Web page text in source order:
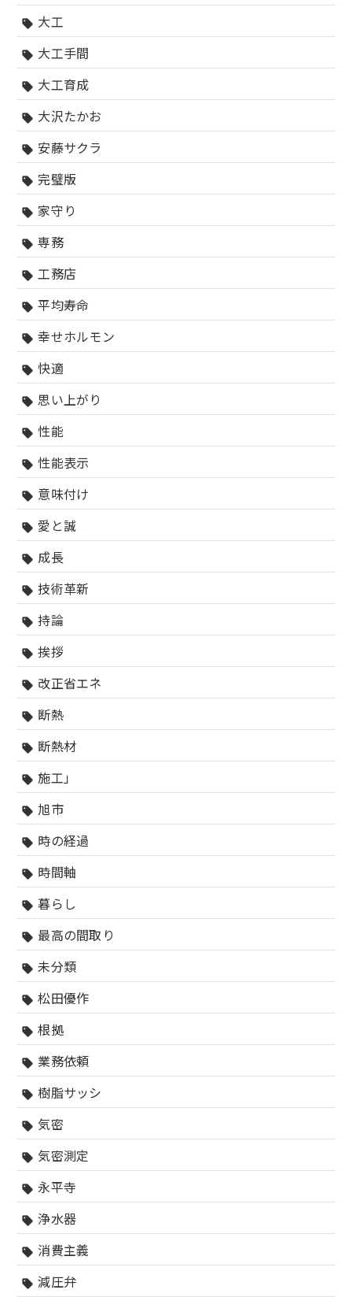
sell 大工
sell 大工手間
sell 大工育成
sell 大沢たかお
sell 安藤サクラ
sell 完璧版
sell 家守り
sell 専務
sell 工務店
sell 平均寿命
sell 幸せホルモン
sell 快適
sell 思い上がり
sell 性能
sell 性能表示
sell 意味付け
sell 愛と誠
sell 成長
sell 技術革新
sell 持論
sell 挨拶
sell 改正省エネ
sell 断熱
sell 断熱材
sell 施工」
sell 旭市
sell 時の経過
sell 時間軸
sell 暮らし
sell 最高の間取り
sell 未分類
sell 松田優作
sell 根拠
sell 業務依頼
sell 樹脂サッシ
sell 気密
sell 気密測定
sell 永平寺
sell 浄水器
sell 消費主義
sell 減圧弁